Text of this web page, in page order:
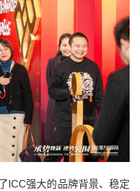
ICC强大的品牌背景、稳定